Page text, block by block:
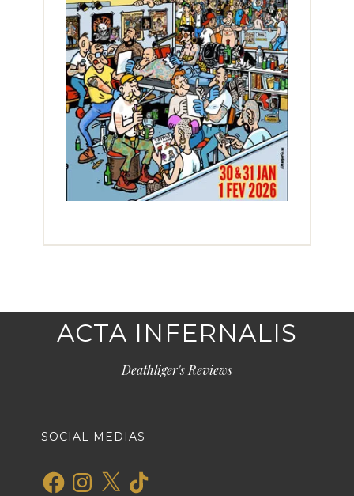
ACTA INFERNALIS
Deathliger's Reviews
SOCIAL MEDIAS
FacebookInstagram
X TikTok